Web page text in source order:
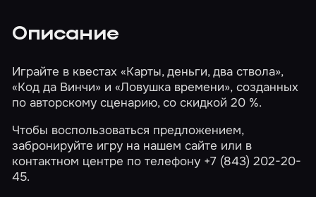
Описание
Играйте в квестах«Карты, деньги, два ствола»,
«Код да Винчи» и«Ловушка времени», созданных
по авторскому сценарию, со скидкой 20 %.
Чтобы воспользоваться предложением,
забронируйте игру на нашем сайте или в
контактном центре по телефону +7 (843) 202-20-
45.